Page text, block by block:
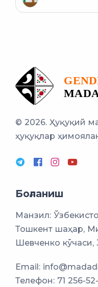
© 2026. Ҳуқуқий
ҳуқуқлар
Боғланиш
Манзил:
Тошкент шаҳар,
Шевченко кўчаси,
Email:
Телефон: 71 256-